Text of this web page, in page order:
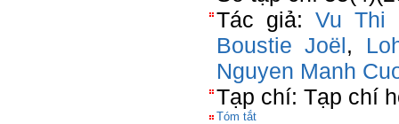
Tác giả:Vu Thi
Boustie Joël,
Nguyen Manh
Tạp chí: Tạp chí
Tóm tắt